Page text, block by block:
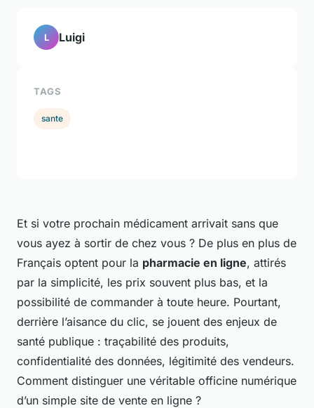
Et si votre prochain médicament arrivait sans que
vous ayez à sortir de chez vous ? De plus en plus de
Français optent pour la pharmacie en ligne, attirés
par la simplicité, les prix souvent plus bas, et la
possibilité de commander à toute heure. Pourtant,
derrière l’aisance du clic, se jouent des enjeux de
santé publique : traçabilité des produits,
confidentialité des données, légitimité des vendeurs.
Comment distinguer une véritable officine numérique
d’un simple site de vente en ligne ?
L Luigi
TAGS
sante